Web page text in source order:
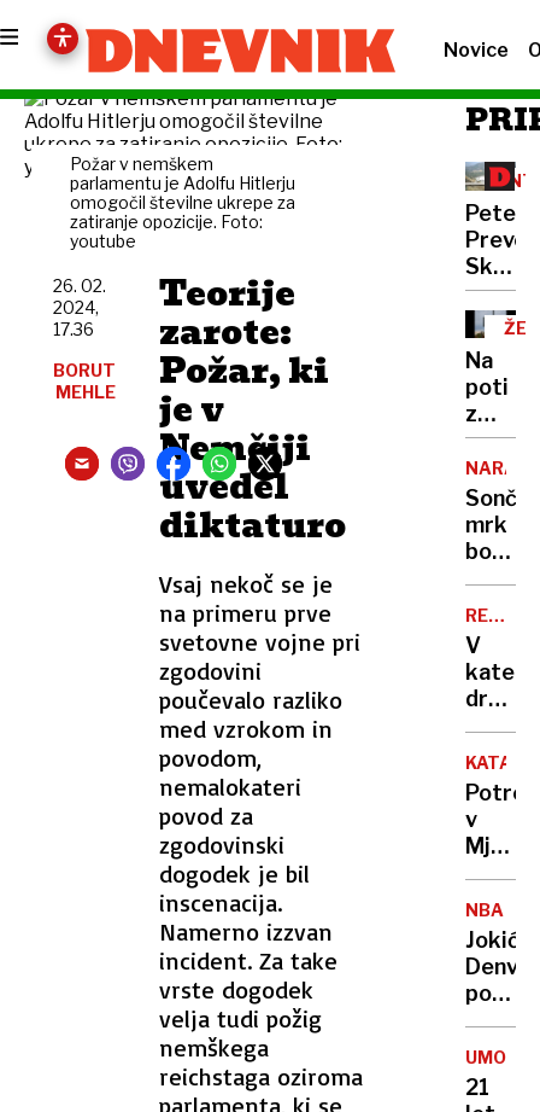
Novice
Požar v nemškem
parlamentu je Adolfu Hitlerju
omogočil številne ukrepe za
zatiranje opozicije. Foto:
youtube
Teorije
zarote:
Požar, ki
je v
Nemčiji
uvedel
diktaturo
Vsaj nekoč se je
na primeru prve
svetovne vojne pri
zgodovini
poučevalo razliko
med vzrokom in
povodom,
nemalokateri
povod za
zgodovinski
dogodek je bil
inscenacija.
Namerno izzvan
incident. Za take
vrste dogodek
velja tudi požig
nemškega
reichstaga oziroma
parlamenta, ki se
26. 02.
2024,
17.36
BORUT
MEHLE
Peter
Prevc:
policaji
niso
dela
Na
poti
z
morja
nas
bo
lovil
nov
NARAVA
mrk
bodo
ovirali
oblaki
PET
V
živijo
ljudje
z
IQ in
kje
smo
Potres
v
že
več
kot
1000
žrtev
NBA
Jokić
Denver
do
nove
zmage
UMOR
21